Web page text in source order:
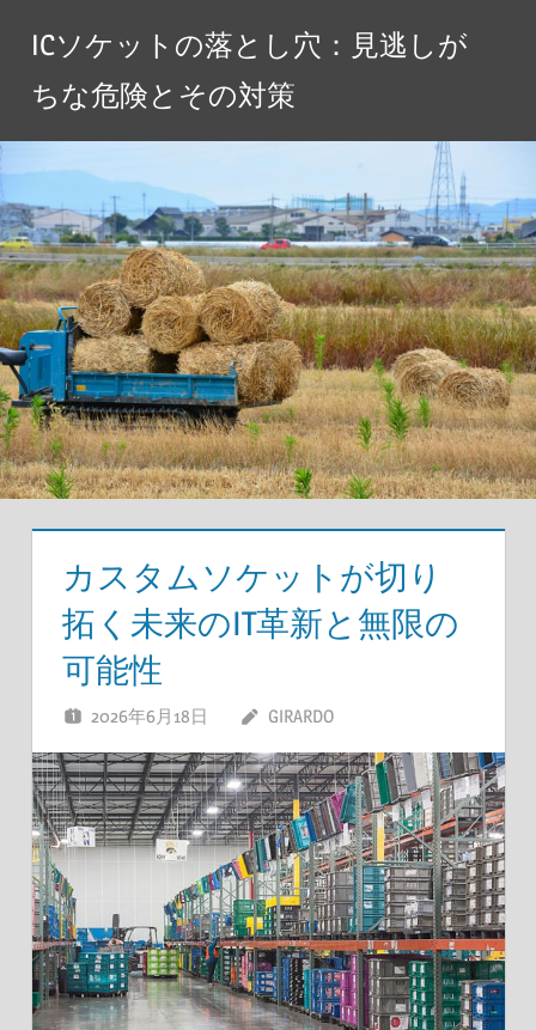
ツ
ス
キ
ッ
プ
ICソケットの落とし穴：見逃しが
ちな危険とその対策
カスタムソケットが切り
拓く未来のIT革新と無限の
可能性
2026年6月18日 GIRARDO